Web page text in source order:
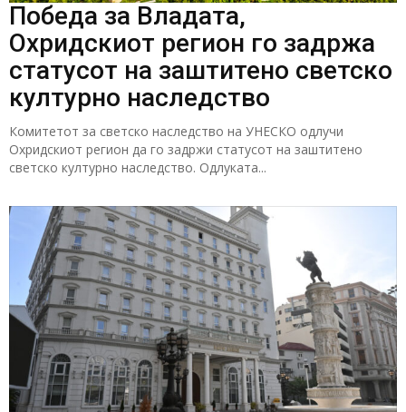
Победа за Владата,
Охридскиот регион го задржа
статусот на заштитено светско
културно наследство
Комитетот за светско наследство на УНЕСКО одлучи
Охридскиот регион да го задржи статусот на заштитено
светско културно наследство. Одлуката...